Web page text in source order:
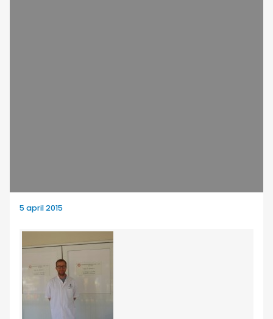
5 april 2015